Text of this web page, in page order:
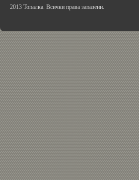
2013 Топалка. Всички права запазени.